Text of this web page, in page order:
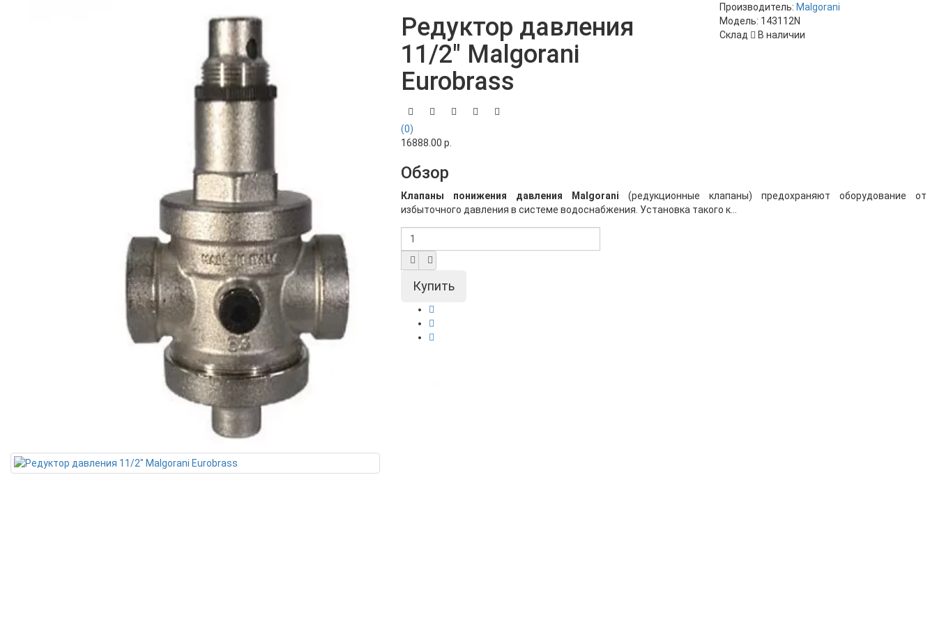
Редуктор давления
11/2" Malgorani
Eurobrass
(0)
16888.00 р.
Производитель: Malgorani
Модель: 143112N
Склад
В наличии
Обзор
Клапаны понижения давления Malgorani (редукционные клапаны) предохраняют оборудование от
избыточного давления в системе водоснабжения. Установка такого к...